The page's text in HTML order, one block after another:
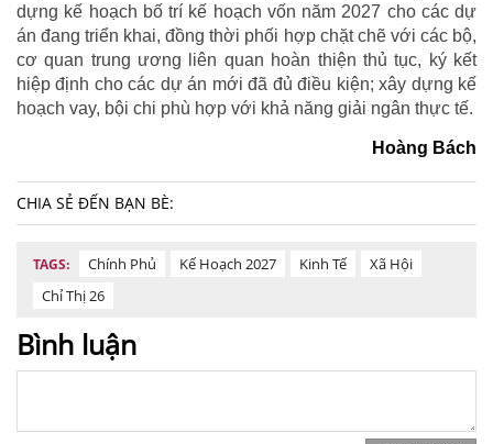
dựng kế hoạch bố trí kế hoạch vốn năm 2027 cho các dự
án đang triển khai, đồng thời phối hợp chặt chẽ với các bộ,
cơ quan trung ương liên quan hoàn thiện thủ tục, ký kết
hiệp định cho các dự án mới đã đủ điều kiện; xây dựng kế
hoạch vay, bội chi phù hợp với khả năng giải ngân thực tế.
Hoàng Bách
CHIA SẺ ĐẾN BẠN BÈ:
TAGS: Chính Phủ Kế Hoạch 2027 Kinh Tế
Xã Hội
Chỉ Thị 26
Bình luận